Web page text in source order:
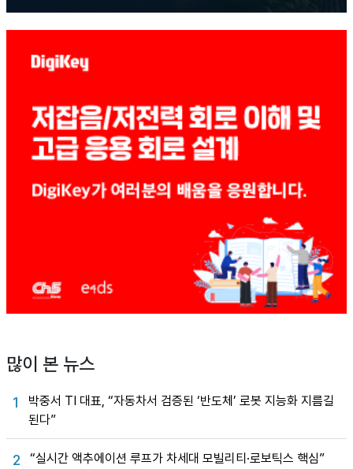
많이 본 뉴스
1
박중서 TI 대표, “자동차서 검증된 ‘반도체’ 로봇 지능화 지름길
된다”
2 “실시간 액추에이션 루프가 차세대 모빌리티·로보틱스 핵심”